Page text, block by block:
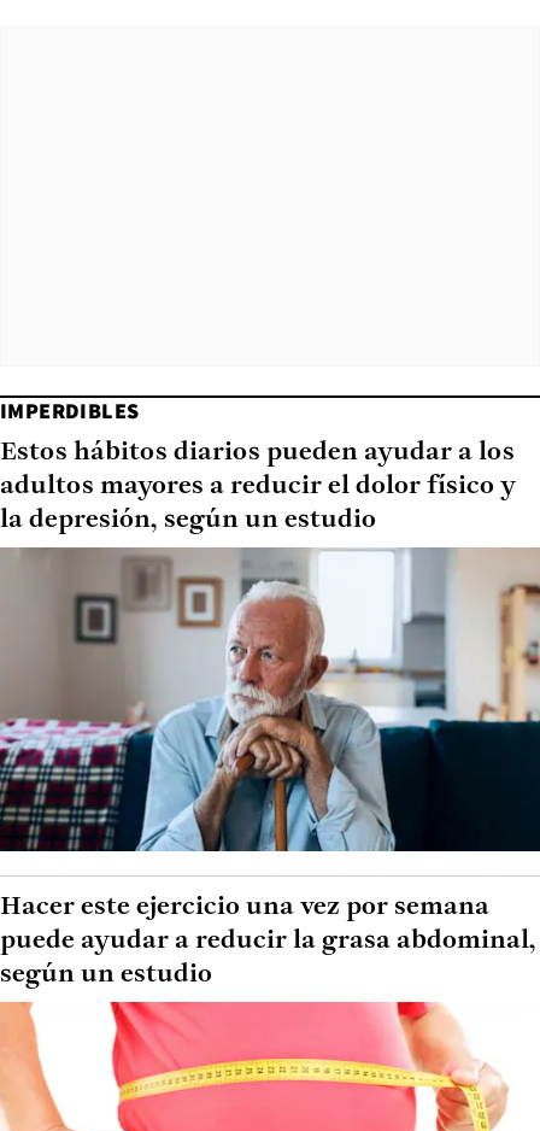
IMPERDIBLES
Estos hábitos diarios pueden ayudar a los
adultos mayores a reducir el dolor físico y
la depresión, según un estudio
Hacer este ejercicio una vez por semana
puede ayudar a reducir la grasa abdominal,
según un estudio